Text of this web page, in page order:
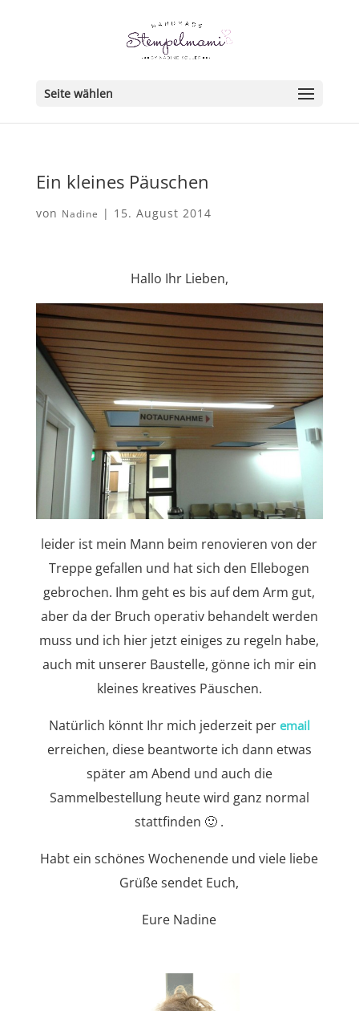
Seite wählen
Ein kleines Päuschen
von Nadine | 15. August 2014
Hallo Ihr Lieben,
leider ist mein Mann beim renovieren von der
Treppe gefallen und hat sich den Ellebogen
gebrochen. Ihm geht es bis auf dem Arm gut,
aber da der Bruch operativ behandelt werden
muss und ich hier jetzt einiges zu regeln habe,
auch mit unserer Baustelle, gönne ich mir ein
kleines kreatives Päuschen.
Natürlich könnt Ihr mich jederzeit per email
erreichen, diese beantworte ich dann etwas
später am Abend und auch die
Sammelbestellung heute wird ganz normal
stattfinden 🙂 .
Habt ein schönes Wochenende und viele liebe
Grüße sendet Euch,
Eure Nadine